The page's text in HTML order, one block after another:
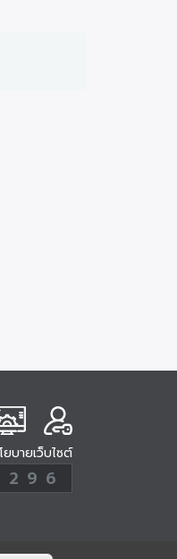
ยบายเว็บไซต์
2 9 6